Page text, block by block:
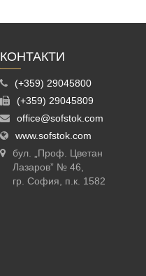
КОНТАКТИ
(+359) 29045800
(+359) 29045809
office@sofstok.com
www.sofstok.com
бул. „Проф. Цветан
Лазаров” № 46,
гр. София, п.к. 1582